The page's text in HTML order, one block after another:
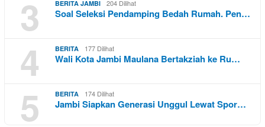
3 BERITA JAMBI 204 Dilihat
Soal Seleksi Pendamping Bedah Rumah. Pen…
4 BERITA 177 Dilihat
Wali Kota Jambi Maulana Bertakziah ke Ru…
5 BERITA 174 Dilihat
Jambi Siapkan Generasi Unggul Lewat Spor…